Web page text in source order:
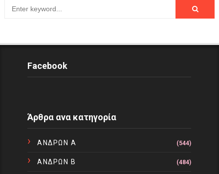
Facebook
Άρθρα ανα κατηγορία
ΑΝΔΡΩΝ Α (544)
ΑΝΔΡΩΝ Β (484)